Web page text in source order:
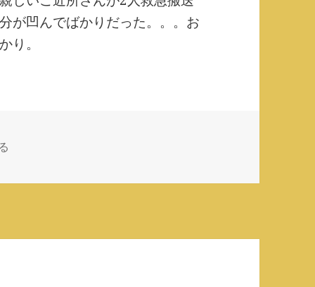
が凹んでばかりだった。。。お
り。